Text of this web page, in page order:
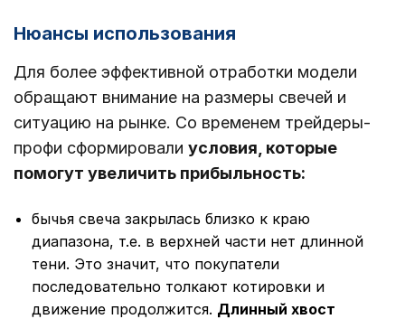
Нюансы использования
Для более эффективной отработки модели
обращают внимание на размеры свечей и
ситуацию на рынке. Со временем трейдеры-
профи сформировали условия, которые
помогут увеличить прибыльность:
бычья свеча закрылась близко к краю
диапазона, т.е. в верхней части нет длинной
тени. Это значит, что покупатели
последовательно толкают котировки и
движение продолжится. Длинный хвост